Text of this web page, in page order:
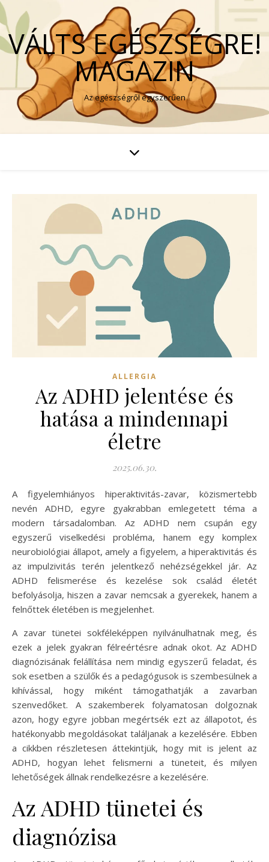
VÁLTS EGÉSZSÉGRE!
MAGAZIN
Az egészségről egyszerűen
ALLERGIA
Az ADHD jelentése és
hatása a mindennapi
életre
2025.06.30.
A figyelemhiányos hiperaktivitás-zavar, közismertebb
nevén ADHD, egyre gyakrabban emlegetett téma a
modern társadalomban. Az ADHD nem csupán egy
egyszerű viselkedési probléma, hanem egy komplex
neurobiológiai állapot, amely a figyelem, a hiperaktivitás és
az impulzivitás terén jelentkező nehézségekkel jár. Az
ADHD felismerése és kezelése sok család életét
befolyásolja, hiszen a zavar nemcsak a gyerekek, hanem a
felnőttek életében is megjelenhet.
A zavar tünetei sokféleképpen nyilvánulhatnak meg, és
ezek a jelek gyakran félreértésre adnak okot. Az ADHD
diagnózisának felállítása nem mindig egyszerű feladat, és
sok esetben a szülők és a pedagógusok is szembesülnek a
kihívással, hogy miként támogathatják a zavarban
szenvedőket. A szakemberek folyamatosan dolgoznak
azon, hogy egyre jobban megértsék ezt az állapotot, és
hatékonyabb megoldásokat találjanak a kezelésére. Ebben
a cikkben részletesen áttekintjük, hogy mit is jelent az
ADHD, hogyan lehet felismerni a tüneteit, és milyen
lehetőségek állnak rendelkezésre a kezelésére.
Az ADHD tünetei és
diagnózisa